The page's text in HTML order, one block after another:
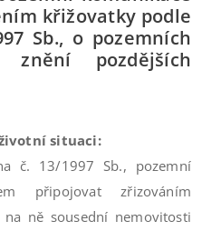
křižovatky podle
Sb., o pozemních
znění pozdějších
situaci:
č. 13/1997 Sb., pozemní
připojovat zřizováním
ně sousední nemovitosti